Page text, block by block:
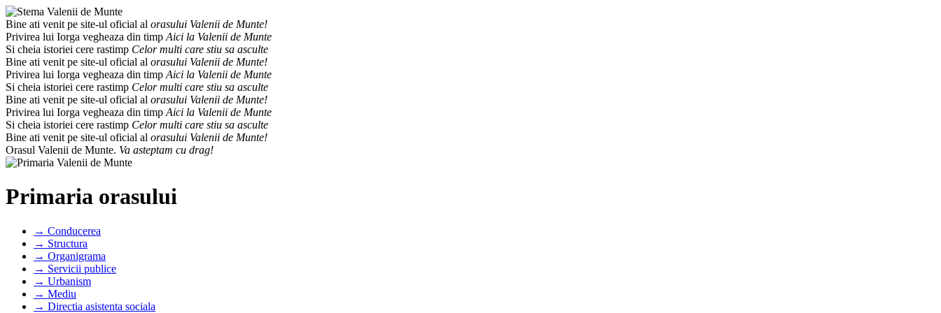
Bine ati venit pe site-ul oficial al orasului Valenii de Munte!
Privirea lui Iorga vegheaza din timp Aici la Valenii de Munte
Si cheia istoriei cere rastimp Celor multi care stiu sa asculte
Bine ati venit pe site-ul oficial al orasului Valenii de Munte!
Privirea lui Iorga vegheaza din timp Aici la Valenii de Munte
Si cheia istoriei cere rastimp Celor multi care stiu sa asculte
Bine ati venit pe site-ul oficial al orasului Valenii de Munte!
Privirea lui Iorga vegheaza din timp Aici la Valenii de Munte
Si cheia istoriei cere rastimp Celor multi care stiu sa asculte
Bine ati venit pe site-ul oficial al orasului Valenii de Munte!
Orasul Valenii de Munte. Va asteptam cu drag!
Primaria orasului
→ Conducerea
→ Structura
→ Organigrama
→ Servicii publice
→ Urbanism
→ Mediu
→ Directia asistenta sociala